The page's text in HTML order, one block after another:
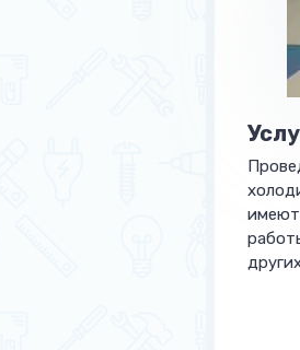
имеют